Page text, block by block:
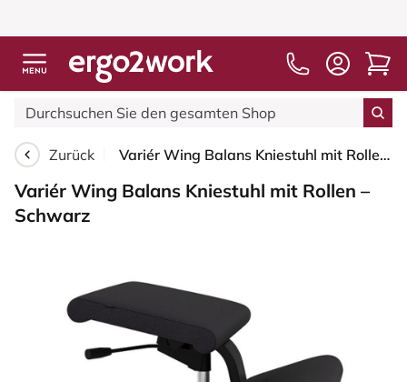
Zurück Variér Wing Balans Kniestuhl mit Rollen – Schwarz
Variér Wing Balans Kniestuhl mit Rollen –
Schwarz